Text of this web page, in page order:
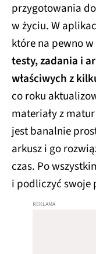
przygotowania
w życiu. W
które na pewno
testy, zadania i
właściwych z
co roku
materiały z
jest banalnie
arkusz i go
czas. Po
i podliczyć swoje